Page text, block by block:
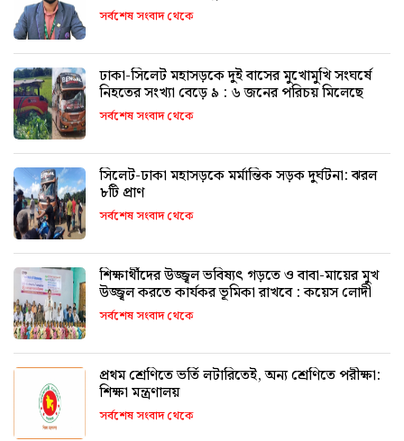
সর্বশেষ সংবাদ থেকে
ঢাকা-সিলেট মহাসড়কে দুই বাসের মুখোমুখি সংঘর্ষে
নিহতের সংখ্যা বেড়ে ৯ : ৬ জনের পরিচয় মিলেছে
সর্বশেষ সংবাদ থেকে
সিলেট-ঢাকা মহাসড়কে মর্মান্তিক সড়ক দুর্ঘটনা: ঝরল
৮টি প্রাণ
সর্বশেষ সংবাদ থেকে
শিক্ষার্থীদের উজ্জ্বল ভবিষ্যৎ গড়তে ও বাবা-মায়ের মুখ
উজ্জ্বল করতে কার্যকর ভূমিকা রাখবে : কয়েস লোদী
সর্বশেষ সংবাদ থেকে
প্রথম শ্রেণিতে ভর্তি লটারিতেই, অন্য শ্রেণিতে পরীক্ষা:
শিক্ষা মন্ত্রণালয়
সর্বশেষ সংবাদ থেকে